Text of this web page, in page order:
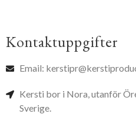
Kontaktuppgifter
Email:
Kersti bor i Nora, utanför
Sverige.